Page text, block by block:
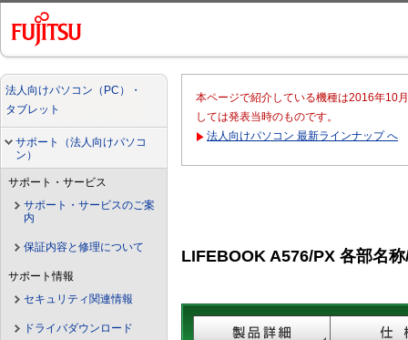
法人向けパソコン（PC）・
タブレット
サポート（法人向けパソコ
ン）
サポート・サービス
サポート・サービスのご案
内
保証内容と修理について
サポート情報
セキュリティ関連情報
ドライバダウンロード
本ページで紹介している機種は2016年10
しては発表当時のものです。
法人向けパソコン 最新ラインナップ へ
LIFEBOOK A576/PX 各部名